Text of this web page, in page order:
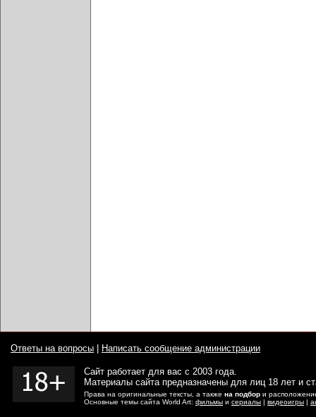
Ответы на вопросы Написать сообщение администрации
Сайт работает для вас с 2003 года.
Материалы сайта предназначены для лиц 18 лет и
Права на оригинальные тексты, а также на подбор и
Основные темы сайта World Art: фильмы и сериалы | видеоигры |